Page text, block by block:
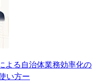
よる自治体業務効率化の
い方ー